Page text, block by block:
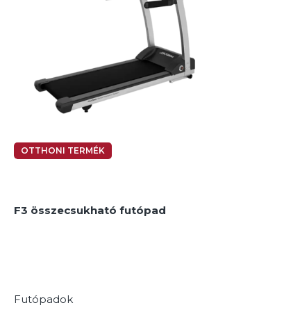
OTTHONI TERMÉK
F3 összecsukható futópad
Futópadok